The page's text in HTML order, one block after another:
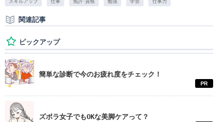
スキルアップ 仕事 免許･資格 勉強 学習 仕事力
関連記事
ピックアップ
簡単な診断で今のお疲れ度をチェック！
PR
ズボラ女子でもOKな美脚ケアって？